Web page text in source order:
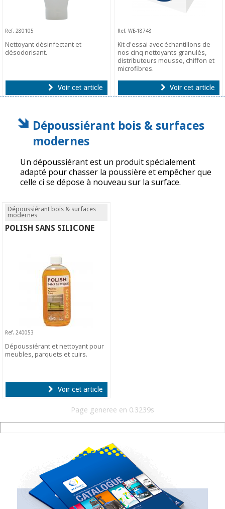
Ref. 280105
Nettoyant désinfectant et
désodorisant.
Voir cet article
Ref. WE-18748
Kit d'essai avec échantillons de
nos cinq nettoyants granulés,
distributeurs mousse, chiffon et
microfibres.
Voir cet article
Dépoussiérant bois & surfaces
modernes
Un dépoussiérant est un produit spécialement
adapté pour chasser la poussière et empêcher que
celle ci se dépose à nouveau sur la surface.
Dépoussiérant bois & surfaces
modernes
POLISH SANS SILICONE
Ref. 240053
Dépoussiérant et nettoyant pour
meubles, parquets et cuirs.
Voir cet article
Page generee en 0.3239s